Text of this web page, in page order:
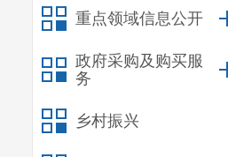
重点领域信息公开
政府采购及购买服
务
乡村振兴